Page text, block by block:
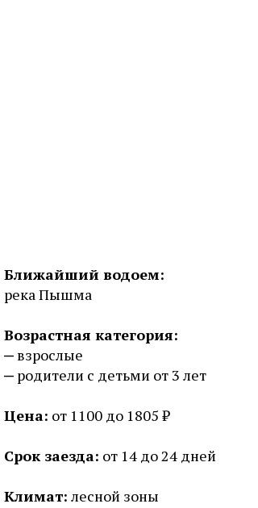
Ближайший водоем:
река Пышма
Возрастная категория:
взрослые
родители с детьми от 3 лет
Цена: от 1100 до 1805 ₽
Срок заезда: от 14 до 24 дней
Климат: лесной зоны